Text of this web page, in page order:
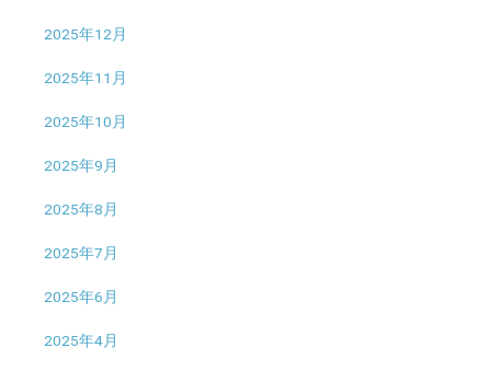
2025年12月
2025年11月
2025年10月
2025年9月
2025年8月
2025年7月
2025年6月
2025年4月